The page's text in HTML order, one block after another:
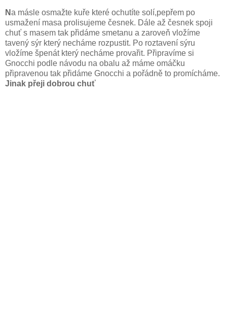
Na másle osmažte kuře které ochutíte solí,pepřem po
usmažení masa prolisujeme česnek. Dále až česnek spoji
chuť s masem tak přidáme smetanu a zaroveň vložíme
tavený sýr který necháme rozpustit. Po roztavení sýru
vložíme špenát který necháme provařit. Připravíme si
Gnocchi podle návodu na obalu až máme omáčku
připravenou tak přidáme Gnocchi a pořádně to promícháme.
Jinak přeji dobrou chuť